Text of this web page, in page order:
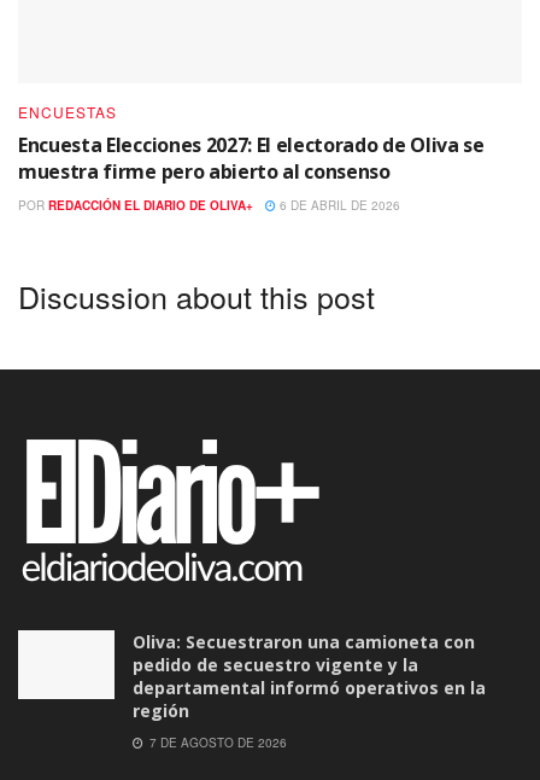
ENCUESTAS
Encuesta Elecciones 2027: El electorado de Oliva se
muestra firme pero abierto al consenso
POR REDACCIÓN EL DIARIO DE OLIVA+ 6 DE ABRIL DE 2026
Discussion about this post
Oliva: Secuestraron una camioneta con
pedido de secuestro vigente y la
departamental informó operativos en la
región
7 DE AGOSTO DE 2026